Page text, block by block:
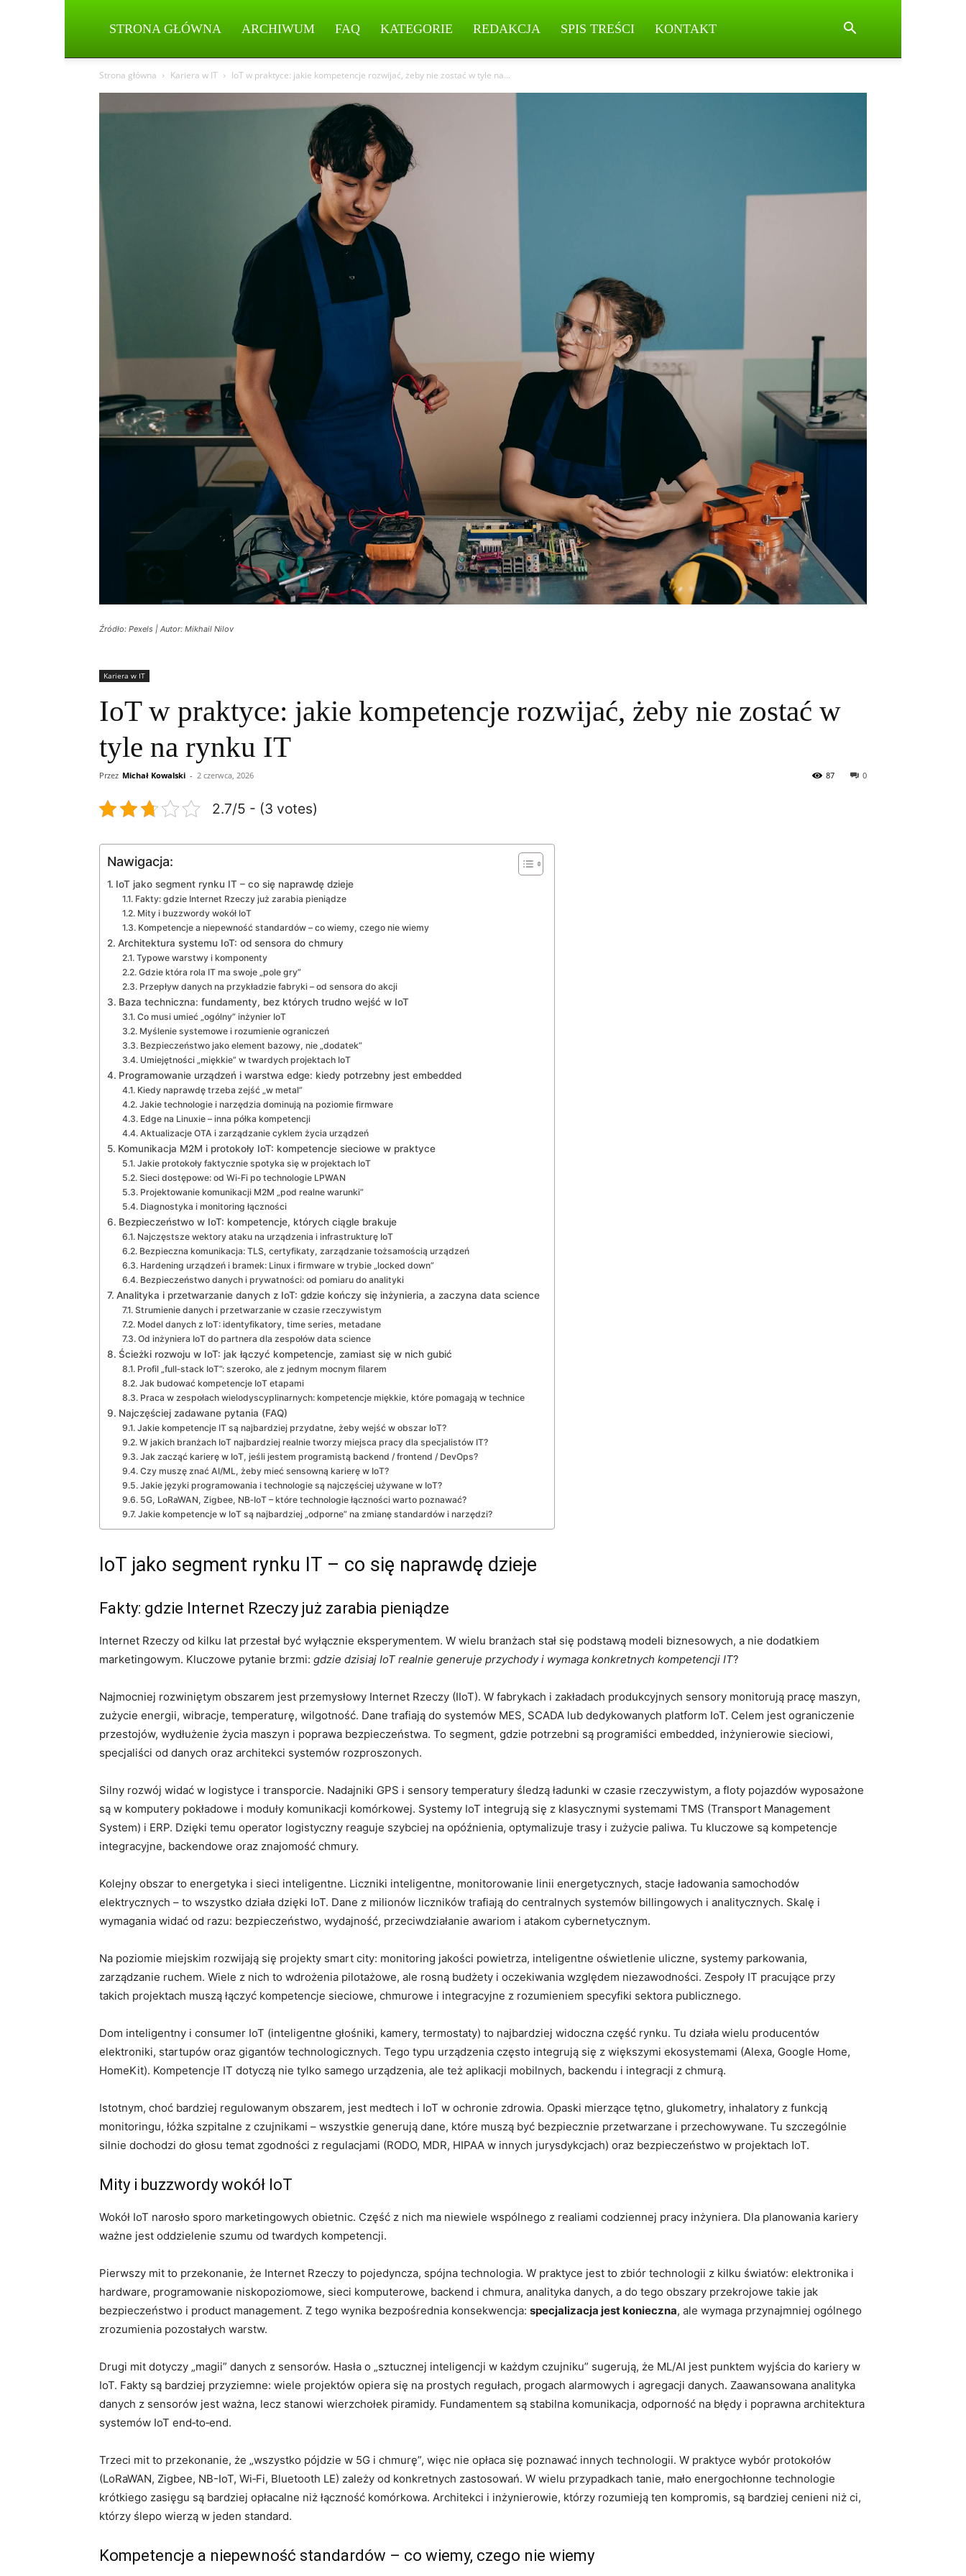
STRONA GŁÓWNA ARCHIWUM FAQ KATEGORIE REDAKCJA SPIS TREŚCI KONTAKT
Strona główna Kariera w IT IoT w praktyce: jakie kompetencje rozwijać, żeby nie zostać w tyle na...
Źródło: Pexels | Autor: Mikhail Nilov
Kariera w IT
IoT w praktyce: jakie kompetencje rozwijać, żeby nie zostać w
tyle na rynku IT
Przez Michał Kowalski - 2 czerwca, 2026 0
87
2.7/5 - (3 votes)
Nawigacja:
IoT jako segment rynku IT – co się naprawdę dzieje
Fakty: gdzie Internet Rzeczy już zarabia pieniądze
Mity i buzzwordy wokół IoT
Kompetencje a niepewność standardów – co wiemy, czego nie wiemy
Architektura systemu IoT: od sensora do chmury
Typowe warstwy i komponenty
Gdzie która rola IT ma swoje „pole gry”
Przepływ danych na przykładzie fabryki – od sensora do akcji
Baza techniczna: fundamenty, bez których trudno wejść w IoT
Co musi umieć „ogólny” inżynier IoT
Myślenie systemowe i rozumienie ograniczeń
Bezpieczeństwo jako element bazowy, nie „dodatek”
Umiejętności „miękkie” w twardych projektach IoT
Programowanie urządzeń i warstwa edge: kiedy potrzebny jest embedded
Kiedy naprawdę trzeba zejść „w metal”
Jakie technologie i narzędzia dominują na poziomie firmware
Edge na Linuxie – inna półka kompetencji
Aktualizacje OTA i zarządzanie cyklem życia urządzeń
Komunikacja M2M i protokoły IoT: kompetencje sieciowe w praktyce
Jakie protokoły faktycznie spotyka się w projektach IoT
Sieci dostępowe: od Wi‑Fi po technologie LPWAN
Projektowanie komunikacji M2M „pod realne warunki”
Diagnostyka i monitoring łączności
Bezpieczeństwo w IoT: kompetencje, których ciągle brakuje
Najczęstsze wektory ataku na urządzenia i infrastrukturę IoT
Bezpieczna komunikacja: TLS, certyfikaty, zarządzanie tożsamością urządzeń
Hardening urządzeń i bramek: Linux i firmware w trybie „locked down”
Bezpieczeństwo danych i prywatności: od pomiaru do analityki
Analityka i przetwarzanie danych z IoT: gdzie kończy się inżynieria, a zaczyna data science
Strumienie danych i przetwarzanie w czasie rzeczywistym
Model danych z IoT: identyfikatory, time series, metadane
Od inżyniera IoT do partnera dla zespołów data science
Ścieżki rozwoju w IoT: jak łączyć kompetencje, zamiast się w nich gubić
Profil „full‑stack IoT”: szeroko, ale z jednym mocnym filarem
Jak budować kompetencje IoT etapami
Praca w zespołach wielodyscyplinarnych: kompetencje miękkie, które pomagają w technice
Najczęściej zadawane pytania (FAQ)
Jakie kompetencje IT są najbardziej przydatne, żeby wejść w obszar IoT?
W jakich branżach IoT najbardziej realnie tworzy miejsca pracy dla specjalistów IT?
Jak zacząć karierę w IoT, jeśli jestem programistą backend / frontend / DevOps?
Czy muszę znać AI/ML, żeby mieć sensowną karierę w IoT?
Jakie języki programowania i technologie są najczęściej używane w IoT?
5G, LoRaWAN, Zigbee, NB‑IoT – które technologie łączności warto poznawać?
Jakie kompetencje w IoT są najbardziej „odporne” na zmianę standardów i narzędzi?
IoT jako segment rynku IT – co się naprawdę dzieje
Fakty: gdzie Internet Rzeczy już zarabia pieniądze
Internet Rzeczy od kilku lat przestał być wyłącznie eksperymentem. W wielu branżach stał się podstawą modeli biznesowych, a nie dodatkiem
marketingowym. Kluczowe pytanie brzmi: gdzie dzisiaj IoT realnie generuje przychody i wymaga konkretnych kompetencji IT?
Najmocniej rozwiniętym obszarem jest przemysłowy Internet Rzeczy (IIoT). W fabrykach i zakładach produkcyjnych sensory monitorują pracę maszyn,
zużycie energii, wibracje, temperaturę, wilgotność. Dane trafiają do systemów MES, SCADA lub dedykowanych platform IoT. Celem jest ograniczenie
przestojów, wydłużenie życia maszyn i poprawa bezpieczeństwa. To segment, gdzie potrzebni są programiści embedded, inżynierowie sieciowi,
specjaliści od danych oraz architekci systemów rozproszonych.
Silny rozwój widać w logistyce i transporcie. Nadajniki GPS i sensory temperatury śledzą ładunki w czasie rzeczywistym, a floty pojazdów wyposażone
są w komputery pokładowe i moduły komunikacji komórkowej. Systemy IoT integrują się z klasycznymi systemami TMS (Transport Management
System) i ERP. Dzięki temu operator logistyczny reaguje szybciej na opóźnienia, optymalizuje trasy i zużycie paliwa. Tu kluczowe są kompetencje
integracyjne, backendowe oraz znajomość chmury.
Kolejny obszar to energetyka i sieci inteligentne. Liczniki inteligentne, monitorowanie linii energetycznych, stacje ładowania samochodów
elektrycznych – to wszystko działa dzięki IoT. Dane z milionów liczników trafiają do centralnych systemów billingowych i analitycznych. Skalę i
wymagania widać od razu: bezpieczeństwo, wydajność, przeciwdziałanie awariom i atakom cybernetycznym.
Na poziomie miejskim rozwijają się projekty smart city: monitoring jakości powietrza, inteligentne oświetlenie uliczne, systemy parkowania,
zarządzanie ruchem. Wiele z nich to wdrożenia pilotażowe, ale rosną budżety i oczekiwania względem niezawodności. Zespoły IT pracujące przy
takich projektach muszą łączyć kompetencje sieciowe, chmurowe i integracyjne z rozumieniem specyfiki sektora publicznego.
Dom inteligentny i consumer IoT (inteligentne głośniki, kamery, termostaty) to najbardziej widoczna część rynku. Tu działa wielu producentów
elektroniki, startupów oraz gigantów technologicznych. Tego typu urządzenia często integrują się z większymi ekosystemami (Alexa, Google Home,
HomeKit). Kompetencje IT dotyczą nie tylko samego urządzenia, ale też aplikacji mobilnych, backendu i integracji z chmurą.
Istotnym, choć bardziej regulowanym obszarem, jest medtech i IoT w ochronie zdrowia. Opaski mierzące tętno, glukometry, inhalatory z funkcją
monitoringu, łóżka szpitalne z czujnikami – wszystkie generują dane, które muszą być bezpiecznie przetwarzane i przechowywane. Tu szczególnie
silnie dochodzi do głosu temat zgodności z regulacjami (RODO, MDR, HIPAA w innych jurysdykcjach) oraz bezpieczeństwo w projektach IoT.
Mity i buzzwordy wokół IoT
Wokół IoT narosło sporo marketingowych obietnic. Część z nich ma niewiele wspólnego z realiami codziennej pracy inżyniera. Dla planowania kariery
ważne jest oddzielenie szumu od twardych kompetencji.
Pierwszy mit to przekonanie, że Internet Rzeczy to pojedyncza, spójna technologia. W praktyce jest to zbiór technologii z kilku światów: elektronika i
hardware, programowanie niskopoziomowe, sieci komputerowe, backend i chmura, analityka danych, a do tego obszary przekrojowe takie jak
bezpieczeństwo i product management. Z tego wynika bezpośrednia konsekwencja: specjalizacja jest konieczna, ale wymaga przynajmniej ogólnego
zrozumienia pozostałych warstw.
Drugi mit dotyczy „magii” danych z sensorów. Hasła o „sztucznej inteligencji w każdym czujniku” sugerują, że ML/AI jest punktem wyjścia do kariery w
IoT. Fakty są bardziej przyziemne: wiele projektów opiera się na prostych regułach, progach alarmowych i agregacji danych. Zaawansowana analityka
danych z sensorów jest ważna, lecz stanowi wierzchołek piramidy. Fundamentem są stabilna komunikacja, odporność na błędy i poprawna architektura
systemów IoT end‑to‑end.
Trzeci mit to przekonanie, że „wszystko pójdzie w 5G i chmurę”, więc nie opłaca się poznawać innych technologii. W praktyce wybór protokołów
(LoRaWAN, Zigbee, NB-IoT, Wi‑Fi, Bluetooth LE) zależy od konkretnych zastosowań. W wielu przypadkach tanie, mało energochłonne technologie
krótkiego zasięgu są bardziej opłacalne niż łączność komórkowa. Architekci i inżynierowie, którzy rozumieją ten kompromis, są bardziej cenieni niż ci,
którzy ślepo wierzą w jeden standard.
Kompetencje a niepewność standardów – co wiemy, czego nie wiemy